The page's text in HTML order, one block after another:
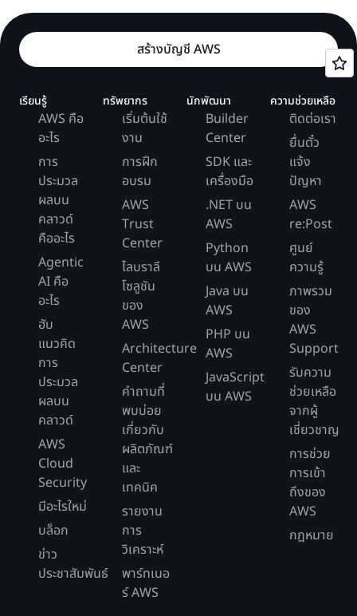
สร้างบัญชี AWS
เรียนรู้
AWS คือ
อะไร
การ
ประมวล
ผลบน
คลาวด์
คืออะไร
Agentic
AI คือ
อะไร
ฮับ
แนวคิด
การ
ประมวล
ผลบน
คลาวด์
AWS
Cloud
Security
มีอะไรใหม่
บล็อก
ข่าว
ประชาสัมพันธ์
ทรัพยากร
เริ่มต้นใช้
งาน
การฝึก
อบรม
AWS
Trust
Center
ไลบราลี
โซลูชัน
ของ
AWS
Architecture
Center
คำถามที่
พบบ่อย
เกี่ยวกับ
ผลิตภัณฑ์
และ
เทคนิค
รายงาน
การ
วิเคราะห์
พาร์ทเนอ
ร์ AWS
นักพัฒนา
Builder
Center
SDK และ
เครื่องมือ
.NET บน
AWS
Python
บน AWS
Java บน
AWS
PHP บน
AWS
JavaScript
บน AWS
ความช่วยเหลือ
ติดต่อเรา
ยื่นตั๋ว
แจ้ง
ปัญหา
AWS
re:Post
ศูนย์
ความรู้
ภาพรวม
ของ
AWS
Support
รับความ
ช่วยเหลือ
จากผู้
เชี่ยวชาญ
การช่วย
การเข้า
ถึงของ
AWS
กฎหมาย